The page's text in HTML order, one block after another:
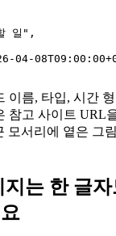
일",
04-
이름, 타입, 시간
참고 사이트 URL
모서리에 옅은 그
지는 한 글